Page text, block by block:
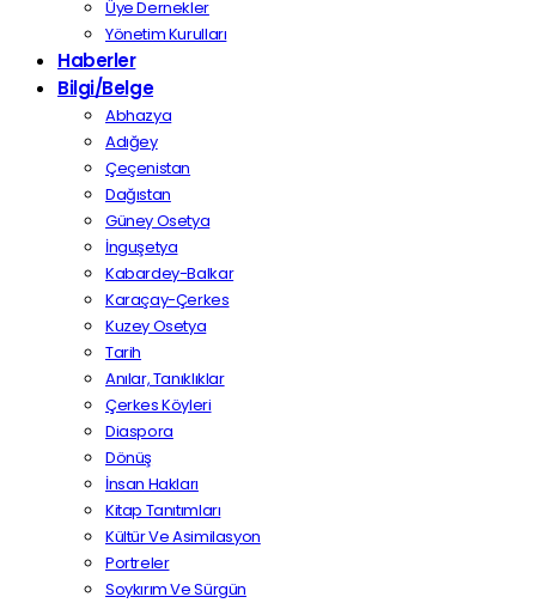
Üye Dernekler
Yönetim Kurulları
Haberler
Bilgi/Belge
Abhazya
Adığey
Çeçenistan
Dağıstan
Güney Osetya
İnguşetya
Kabardey-Balkar
Karaçay-Çerkes
Kuzey Osetya
Tarih
Anılar, Tanıklıklar
Çerkes Köyleri
Diaspora
Dönüş
İnsan Hakları
Kitap Tanıtımları
Kültür Ve Asimilasyon
Portreler
Soykırım Ve Sürgün